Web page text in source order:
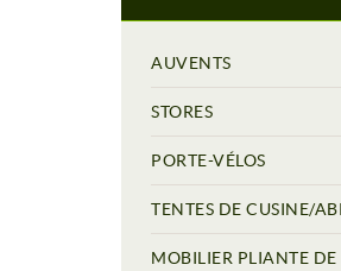
AUVENTS
STORES
PORTE-VÉLOS
TENTES DE CUSINE/
MOBILIER PLIANTE DE